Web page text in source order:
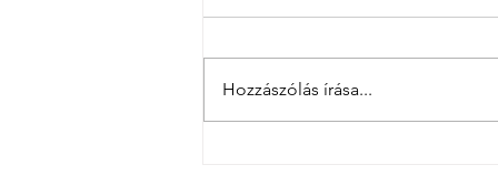
4 csatás Szlovéniában
Hozzászólás írása...